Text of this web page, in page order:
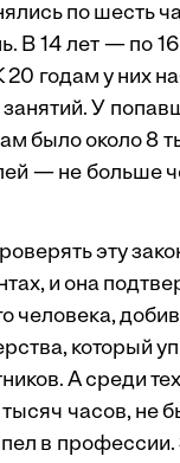
по шесть
В 14 лет — по
20 годам у них
У
было около 8
— не больше
эту
и она
человека,
который
А среди
часов, не
в профессии.